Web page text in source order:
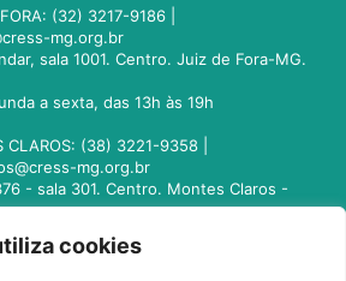
cookies
(32) 3217-9186 |
mg.org.br
sala 1001. Centro. Juiz de Fora-MG.
a sexta, das 13h às 19h
CLAROS: (38) 3221-9358 |
mg.org.br
- sala 301. Centro. Montes Claros -